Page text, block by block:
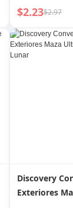
aprendizaje
estudiantes,
inodoro de
hogar,
$2.23$2.97
Discovery
Exteriores